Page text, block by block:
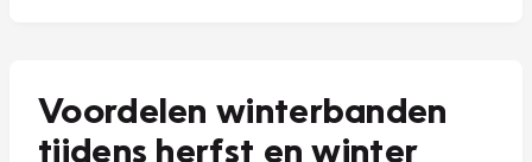
Voordelen winterbanden
tijdens herfst en winter